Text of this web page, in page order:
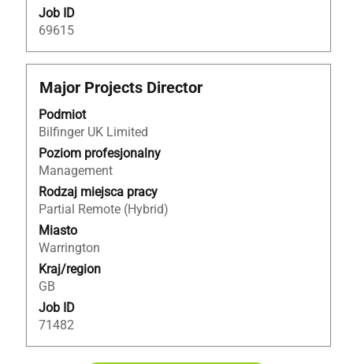
Job ID
69615
Tytuł
Major Projects Director
Podmiot
Bilfinger UK Limited
Poziom profesjonalny
Management
Rodzaj miejsca pracy
Partial Remote (Hybrid)
Miasto
Warrington
Kraj/region
GB
Job ID
71482
Zaznacz
pomocą
spacji,
aby
wyświetlić
pełną
treść
danych
oferty
pracy.